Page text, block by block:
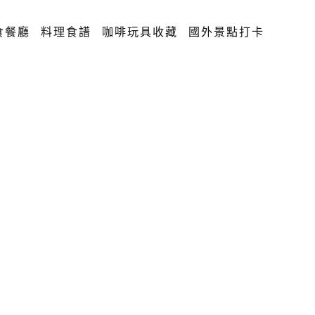
餐廳 料理食譜 咖啡玩具收藏 國外景點打卡